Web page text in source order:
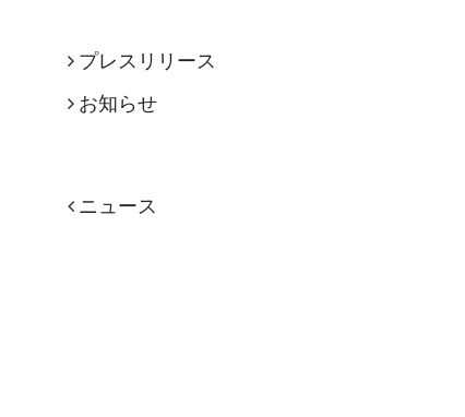
プレスリリース
お知らせ
ニュース